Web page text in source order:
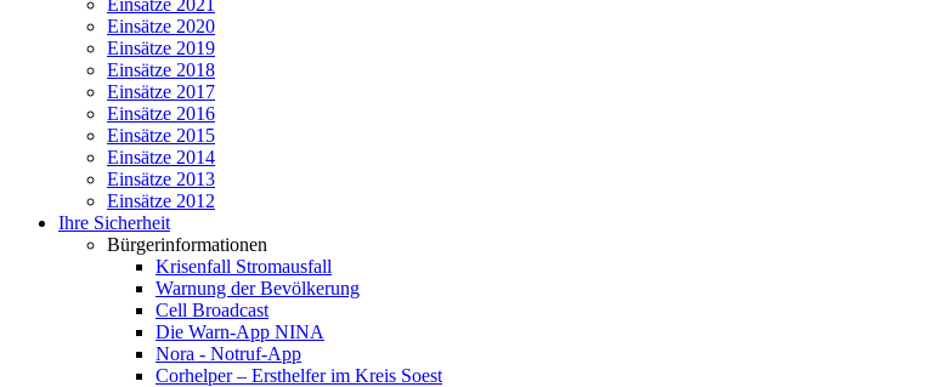
Einsätze 2021
Einsätze 2020
Einsätze 2019
Einsätze 2018
Einsätze 2017
Einsätze 2016
Einsätze 2015
Einsätze 2014
Einsätze 2013
Einsätze 2012
Ihre Sicherheit
Bürgerinformationen
Krisenfall Stromausfall
Warnung der Bevölkerung
Cell Broadcast
Die Warn-App NINA
Nora - Notruf-App
Corhelper – Ersthelfer im Kreis Soest